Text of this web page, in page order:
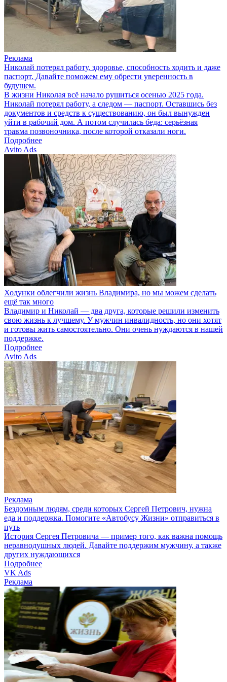
Реклама
Николай потерял работу, здоровье, способность ходить и даже
паспорт. Давайте поможем ему обрести уверенность в
будущем.
В жизни Николая всё начало рушиться осенью 2025 года.
Николай потерял работу, а следом — паспорт. Оставшись без
документов и средств к существованию, он был вынужден
уйти в рабочий дом. А потом случилась беда: серьёзная
травма позвоночника, после которой отказали ноги.
Подробнее
Avito Ads
Ходунки облегчили жизнь Владимира, но мы можем сделать
ещё так много
Владимир и Николай — два друга, которые решили изменить
свою жизнь к лучшему. У мужчин инвалидность, но они хотят
и готовы жить самостоятельно. Они очень нуждаются в нашей
поддержке.
Подробнее
Avito Ads
Реклама
Бездомным людям, среди которых Сергей Петрович, нужна
еда и поддержка. Помогите «Автобусу Жизни» отправиться в
путь
История Сергея Петровича — пример того, как важна помощь
неравнодушных людей. Давайте поддержим мужчину, а также
других нуждающихся
Подробнее
VK Ads
Реклама